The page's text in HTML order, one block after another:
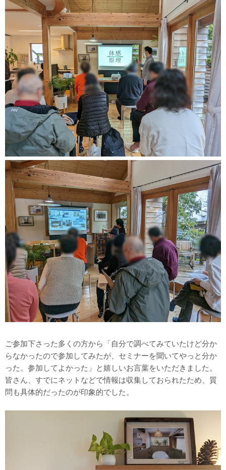
ご参加下さった多くの方から「自分で調べてみていたけど分か
らなかったので参加してみたが、セミナーを聞いてやっと分か
った。参加してよかった」と嬉しいお言葉をいただきました。
皆さん、すでにネットなどで情報は収集しておられたため、質
問も具体的だったのが印象的でした。